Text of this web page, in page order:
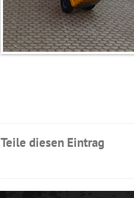
Teile diesen Eintrag